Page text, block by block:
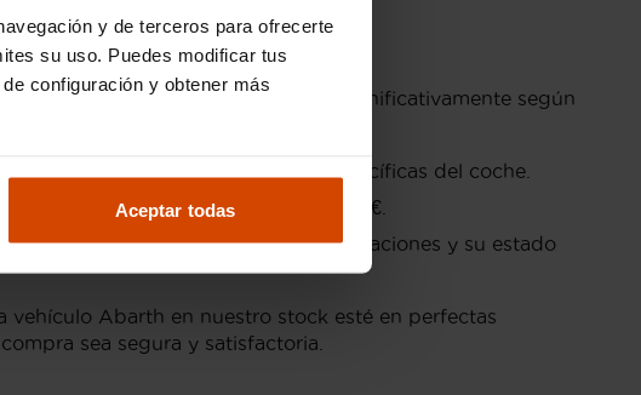
y de terceros para ofrecerte
su uso. Puedes modificar tus
configuración y obtener más
Aceptar todas
Los precios pueden variar significativamente según
de las características específicas del coche.
de precios entre 15,000€ y 22,000€.
factores como el año, las prestaciones y su estado
vehículo Abarth en nuestro stock esté en perfectas
sea segura y satisfactoria.